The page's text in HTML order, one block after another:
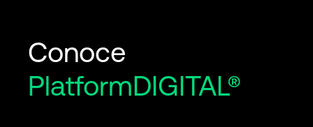
Conoce
PlatformDIGITAL®